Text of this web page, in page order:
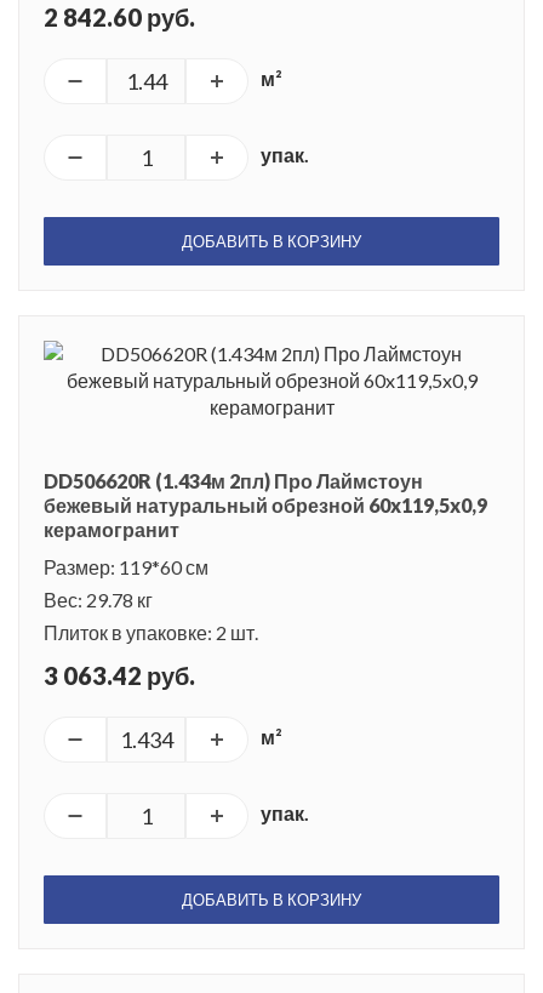
2 842.60 руб.
м²
упак.
ДОБАВИТЬ В КОРЗИНУ
DD506620R (1.434м 2пл) Про Лаймстоун
бежевый натуральный обрезной 60x119,5x0,9
керамогранит
Размер: 119*60 см
Вес: 29.78 кг
Плиток в упаковке: 2 шт.
3 063.42 руб.
м²
упак.
ДОБАВИТЬ В КОРЗИНУ